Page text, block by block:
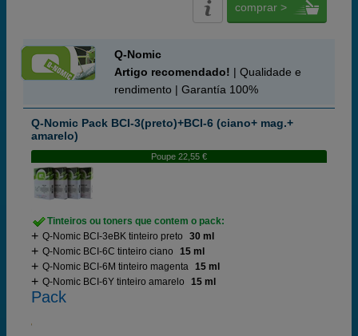
comprar >
Q-Nomic
Artigo recomendado! | Qualidade e
rendimento | Garantía 100%
Q-Nomic Pack BCI-3(preto)+BCI-6 (ciano+ mag.+
amarelo)
Poupe 22,55 €
Tinteiros ou toners que contem o pack:
Q-Nomic BCI-3eBK tinteiro preto
30 ml
Q-Nomic BCI-6C tinteiro ciano
15 ml
Q-Nomic BCI-6M tinteiro magenta 15 ml
Q-Nomic BCI-6Y tinteiro amarelo
15 ml
Pack